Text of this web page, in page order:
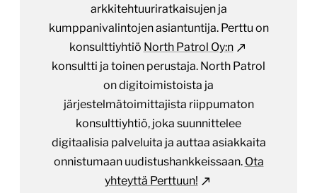
arkkitehtuuriratkaisujen ja
kumppanivalintojen asiantuntija. Perttu on
konsulttiyhtiö North Patrol Oy:n
konsultti ja toinen perustaja. North Patrol
on digitoimistoista ja
järjestelmätoimittajista riippumaton
konsulttiyhtiö, joka suunnittelee
digitaalisia palveluita ja auttaa asiakkaita
onnistumaan uudistushankkeissaan. Ota
yhteyttä Perttuun!